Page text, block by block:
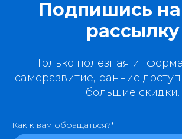
Подпишись
рассылку
Только полезная
саморазвитие, ранние
большие скидки.
Как к вам обращаться?*